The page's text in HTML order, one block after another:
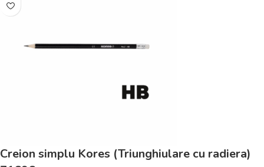
Creion simplu Kores (Triunghiulare cu radiera)